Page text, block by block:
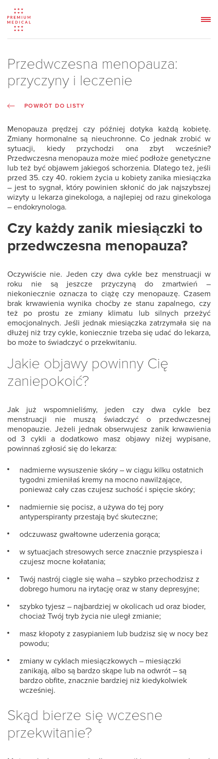
Przedwczesna menopauza:
przyczyny i leczenie
POWRÓT DO LISTY
Menopauza prędzej czy później dotyka każdą kobietę.
Zmiany hormonalne są nieuchronne. Co jednak zrobić w
sytuacji, kiedy przychodzi ona zbyt wcześnie?
Przedwczesna menopauza może mieć podłoże genetyczne
lub też być objawem jakiegoś schorzenia. Dlatego też, jeśli
przed 35. czy 40. rokiem życia u kobiety zanika miesiączka
– jest to sygnał, który powinien skłonić do jak najszybszej
wizyty u lekarza ginekologa, a najlepiej od razu ginekologa
– endokrynologa.
Czy każdy zanik miesiączki to
przedwczesna menopauza?
Oczywiście nie. Jeden czy dwa cykle bez menstruacji w
roku nie są jeszcze przyczyną do zmartwień –
niekoniecznie oznacza to ciążę czy menopauzę. Czasem
brak krwawienia wynika choćby ze stanu zapalnego, czy
też po prostu ze zmiany klimatu lub silnych przeżyć
emocjonalnych. Jeśli jednak miesiączka zatrzymała się na
dłużej niż trzy cykle, koniecznie trzeba się udać do lekarza,
bo może to świadczyć o przekwitaniu.
Jakie objawy powinny Cię
zaniepokoić?
Jak już wspomnieliśmy, jeden czy dwa cykle bez
menstruacji nie muszą świadczyć o przedwczesnej
menopauzie. Jeżeli jednak obserwujesz zanik krwawienia
od 3 cykli a dodatkowo masz objawy niżej wypisane,
powinnaś zgłosić się do lekarza:
nadmierne wysuszenie skóry – w ciągu kilku ostatnich
tygodni zmieniłaś kremy na mocno nawilżające,
ponieważ cały czas czujesz suchość i spięcie skóry;
nadmiernie się pocisz, a używa do tej pory
antyperspiranty przestają być skuteczne;
odczuwasz gwałtowne uderzenia gorąca;
w sytuacjach stresowych serce znacznie przyspiesza i
czujesz mocne kołatania;
Twój nastrój ciągle się waha – szybko przechodzisz z
dobrego humoru na irytację oraz w stany depresyjne;
szybko tyjesz – najbardziej w okolicach ud oraz bioder,
chociaż Twój tryb życia nie uległ zmianie;
masz kłopoty z zasypianiem lub budzisz się w nocy bez
powodu;
zmiany w cyklach miesiączkowych – miesiączki
zanikają, albo są bardzo skąpe lub na odwrót – są
bardzo obfite, znacznie bardziej niż kiedykolwiek
wcześniej.
Skąd bierze się wczesne
przekwitanie?